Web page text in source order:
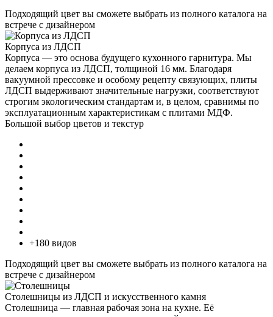
Подходящий цвет вы сможете выбрать из полного каталога на
встрече с дизайнером
Корпуса из ЛДСП
Корпуса — это основа будущего кухонного гарнитура. Мы
делаем корпуса из ЛДСП, толщиной 16 мм. Благодаря
вакуумной прессовке и особому рецепту связующих, плиты
ЛДСП выдерживают значительные нагрузки, соответствуют
строгим экологическим стандартам и, в целом, сравнимы по
эксплуатационным характеристикам с плитами МДФ.
Большой выбор цветов и текстур
+180 видов
Подходящий цвет вы сможете выбрать из полного каталога на
встрече с дизайнером
Столешницы из ЛДСП и искусственного камня
Столешница — главная рабочая зона на кухне. Её